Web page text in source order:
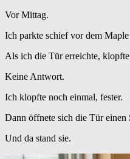
Vor Mittag.
Ich parkte schief vor dem
Als ich die Tür erreichte,
Keine Antwort.
Ich klopfte noch einmal, fester.
Dann öffnete sich die Tür einen
Und da stand sie.